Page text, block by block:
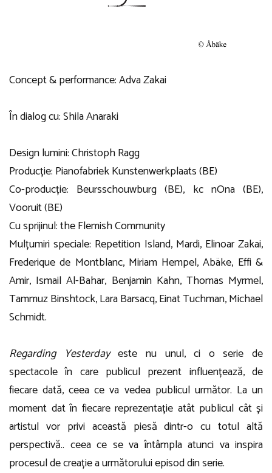
Concept & performance: Adva Zakai
În dialog cu: Shila Anaraki
Design lumini: Christoph Ragg
Producție: Pianofabriek Kunstenwerkplaats (BE)
Co-producție: Beursschouwburg (BE), kc nOna (BE),
Vooruit (BE)
Cu sprijinul: the Flemish Community
Mulțumiri speciale: Repetition Island, Mardi, Elinoar Zakai,
Frederique de Montblanc, Miriam Hempel, Abäke, Effi &
Amir, Ismail Al-Bahar, Benjamin Kahn, Thomas Myrmel,
Tammuz Binshtock, Lara Barsacq, Einat Tuchman, Michael
Schmidt.
Regarding Yesterdayeste nu unul, ci o serie de
spectacole în care publicul prezent influențează, de
fiecare dată, ceea ce va vedea publicul următor. La un
moment dat în fiecare reprezentație atât publicul cât și
artistul vor privi această piesă dintr-o cu totul altă
perspectivă.. ceea ce se va întâmpla atunci va inspira
procesul de creație a următorului episod din serie.